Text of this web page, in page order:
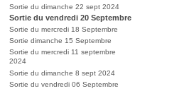
Sortie du dimanche 22 sept 2024
Sortie du vendredi 20 Septembre
Sortie du mercredi 18 Septembre
Sortie dimanche 15 Septembre
Sortie du mercredi 11 septembre
2024
Sortie du dimanche 8 sept 2024
Sortie du vendredi 06 Septembre